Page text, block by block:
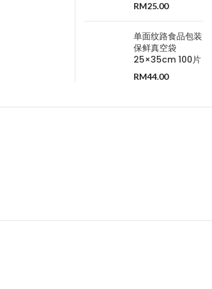
RM25.00
单面纹路食品包装
保鲜真空袋
25×35cm 100片
RM44.00